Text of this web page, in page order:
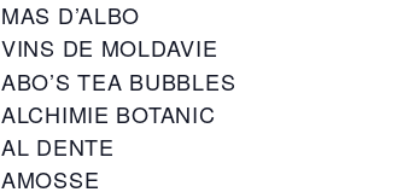
MAS D’ALBO
VINS DE MOLDAVIE
ABO’S TEA BUBBLES
ALCHIMIE BOTANIC
AL DENTE
AMOSSE